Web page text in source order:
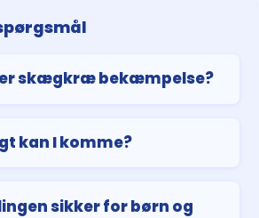
skægkræ bekæmpelse?
kan I komme?
sikker for børn og